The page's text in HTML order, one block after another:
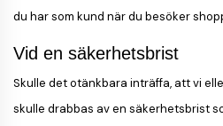
du har som kund när du besöker
Vid en säkerhetsbrist
Skulle det otänkbara inträffa, att vi
skulle drabbas av en säkerhetsbrist